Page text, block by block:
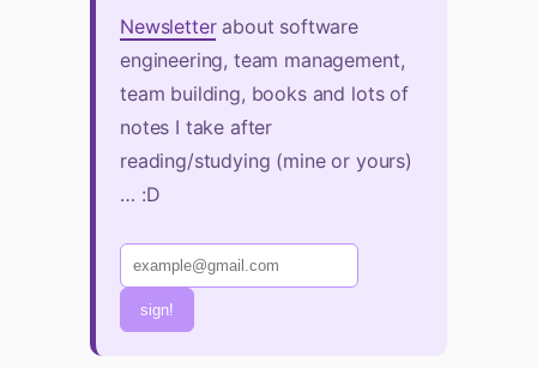
Newsletterabout software
engineering, team management,
team building, books and lots of
notes I take after
reading/studying (mine or yours)
… :D
sign!